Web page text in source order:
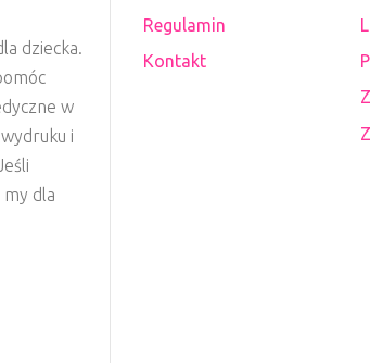
dziecka.
w
i
my dla
Regulamin
Kontakt